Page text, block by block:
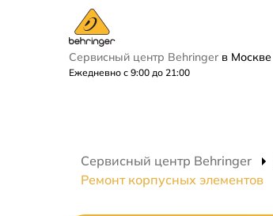
Сервисный центр Behringer в Москве
Ежедневно с 9:00 до 21:00
Сервисный центр Behringer
Ремонт корпусных элементов